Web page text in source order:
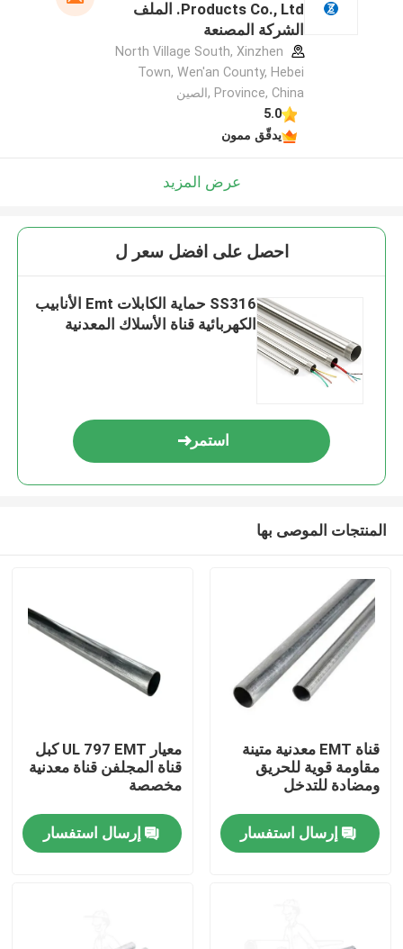
منزل
أشرطة فيديو
Products Co., Ltd. الملف
الشركة المصنعة
North Village South, Xinzhen
Town, Wen'an County, Hebei
Province, China ,الصين
5.0
يدقّق ممون
عرض المزيد
احصل على افضل سعر ل
SS316 حماية الكابلات Emt الأنابيب
الكهربائية قناة الأسلاك المعدنية
استمر
المنتجات الموصى بها
قناة EMT معدنية متينة
مقاومة قوية للحريق
ومضادة للتدخل
إرسال استفسار
معيار UL 797 EMT كبل
قناة المجلفن قناة معدنية
مخصصة
إرسال استفسار